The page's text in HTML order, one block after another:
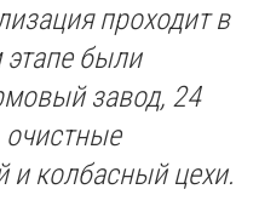
проходит в
этапе были
завод, 24
очистные
и колбасный цехи.